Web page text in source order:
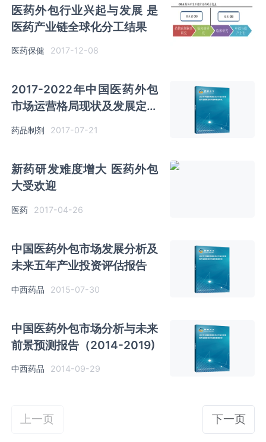
医药外包行业兴起与发展 是
医药产业链全球化分工结果
医药保健 2017-12-08
2017-2022年中国医药外包
市场运营格局现状及发展定位
分析报告
药品制剂 2017-07-21
新药研发难度增大 医药外包
大受欢迎
医药 2017-04-26
中国医药外包市场发展分析及
未来五年产业投资评估报告
中西药品 2015-07-30
中国医药外包市场分析与未来
前景预测报告（2014-2019)
中西药品 2014-09-29
上一页 下一页